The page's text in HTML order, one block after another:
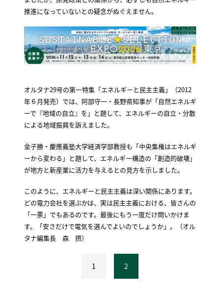
推進になっていないとの疑念がぬぐえません。
オルタナ29号の第一特集「エネルギーと民主主義」（2012
年６月発売）では、阿部守一・長野県知事が「自然エネルギ
ーで『地域の自立』を」と題して、エネルギーの自立・分散
による地域振興を訴えました。
金子勝・慶應義塾大学経済学部教授も「中央集権はエネルギ
ーから変わる」と題して、エネルギー構造の「創造的破壊」
が地方と新産業に活力を与えるとの見方を示しました。
このように、エネルギーと民主主義は深い関係にあります。
どの電力会社を選ぶかは、実は民主主義における、皆さんの
「一票」でもあるのです。最後にもう一度だけ問いかけま
す。「安さだけで電気を選んでよいのでしょうか」。（オル
タナ編集長 森 摂）
1 2